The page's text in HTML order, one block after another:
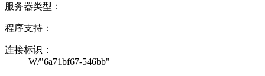
服务器类型：
程序支持：
连接标识：
W/"6a71bf67-546bb"